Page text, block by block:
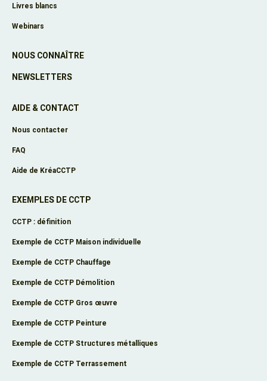
Livres blancs
Webinars
NOUS CONNAÎTRE
NEWSLETTERS
AIDE & CONTACT
Nous contacter
FAQ
Aide de KréaCCTP
EXEMPLES DE CCTP
CCTP : définition
Exemple de CCTP Maison individuelle
Exemple de CCTP Chauffage
Exemple de CCTP Démolition
Exemple de CCTP Gros œuvre
Exemple de CCTP Peinture
Exemple de CCTP Structures métalliques
Exemple de CCTP Terrassement